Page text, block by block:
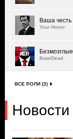
Ваша честь
Your Honor
Безмозглые
BrainDead
ВСЕ РОЛИ (3)
Новости